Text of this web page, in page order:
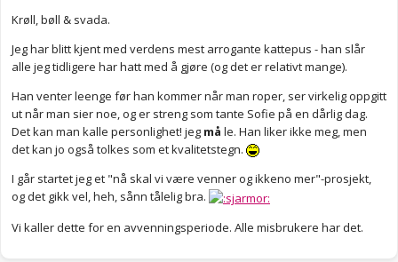
Krøll, bøll & svada.
Jeg har blitt kjent med verdens mest arrogante kattepus - han slår
alle jeg tidligere har hatt med å gjøre (og det er relativt mange).
Han venter leenge før han kommer når man roper, ser virkelig oppgitt
ut når man sier noe, og er streng som tante Sofie på en dårlig dag.
Det kan man kalle personlighet! jeg må le. Han liker ikke meg, men
det kan jo også tolkes som et kvalitetstegn.
I går startet jeg et "nå skal vi være venner og ikkeno mer"-prosjekt,
og det gikk vel, heh, sånn tålelig bra.
Vi kaller dette for en avvenningsperiode. Alle misbrukere har det.